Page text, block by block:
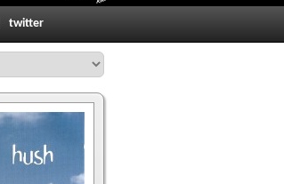
twitter